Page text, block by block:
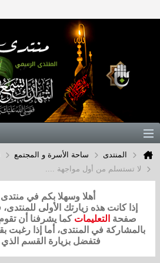
المنتدى ساحة الأسرة و المجتمع
لا تستسلم من أول مواجهة ....
أهلا وسهلا بكم في منتدى
إذا كانت هذه زيارتك الأولى
صفحة التعليمات كما يشرفنا أن
بالمشاركة في المنتدى، أما إذا رغبت
فتفضل بزيارة القسم الذي